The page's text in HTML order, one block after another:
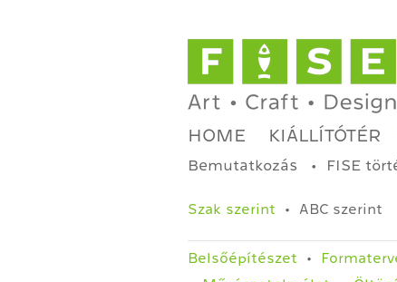
HOME KIÁLLÍTÓTÉR
Bemutatkozás FISE
Szak szerint ABC szerint
Belsőépítészet